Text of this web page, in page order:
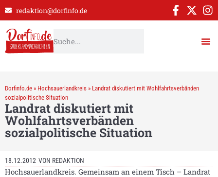
redaktion@dorfinfo.de
Dorfinfo.de » Hochsauerlandkreis » Landrat diskutiert mit Wohlfahrtsverbänden
sozialpolitische Situation
Landrat diskutiert mit
Wohlfahrtsverbänden
sozialpolitische Situation
18.12.2012 VON REDAKTION
Hochsauerlandkreis. Gemeinsam an einem Tisch – Landrat